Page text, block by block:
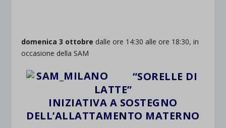
domenica 3 ottobre dalle ore 14:30 alle ore 18:30, in
occasione della SAM
“SORELLE DI
LATTE”
INIZIATIVA A SOSTEGNO
DELL’ALLATTAMENTO MATERNO